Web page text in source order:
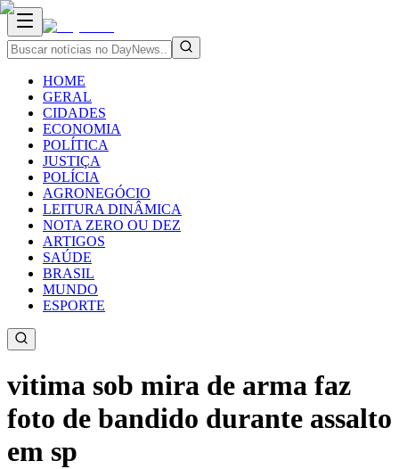
HOME
GERAL
CIDADES
ECONOMIA
POLÍTICA
JUSTIÇA
POLÍCIA
AGRONEGÓCIO
LEITURA DINÂMICA
NOTA ZERO OU DEZ
ARTIGOS
SAÚDE
BRASIL
MUNDO
ESPORTE
vitima sob mira de arma faz
foto de bandido durante assalto
em sp